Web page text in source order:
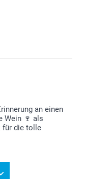
an einen
Wein 🍷 als
für die tolle